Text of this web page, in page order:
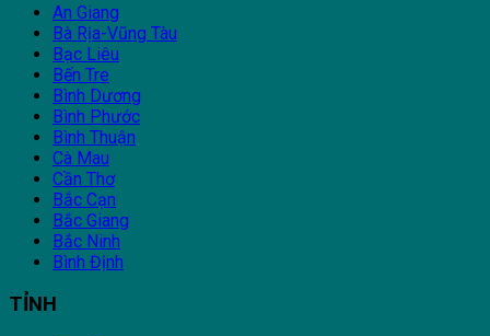
An Giang
Bà Rịa-Vũng Tàu
Bạc Liêu
Bến Tre
Bình Dương
Bình Phước
Bình Thuận
Cà Mau
Cần Thơ
Bắc Cạn
Bắc Giang
Bắc Ninh
Bình Định
TỈNH